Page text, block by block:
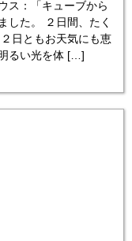
ス：「キューブから
した。 ２日間、たく
日ともお天気にも恵
るい光を体 […]